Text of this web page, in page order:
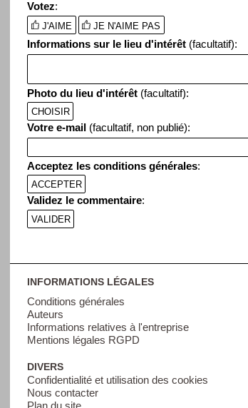
Votez:
J'AIME JE N'AIME PAS
Informations sur le lieu d'intérêt (facultatif):
Photo du lieu d'intérêt (facultatif):
CHOISIR
Votre e-mail (facultatif, non publié):
Acceptez les conditions générales:
ACCEPTER
Validez le commentaire:
INFORMATIONS LÉGALES
Conditions générales
Auteurs
Informations relatives à l'entreprise
Mentions légales RGPD
DIVERS
Confidentialité et utilisation des cookies
Nous contacter